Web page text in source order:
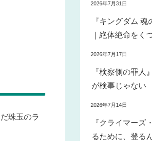
珠玉のラ
2026年7月31日
『キングダム
｜絶体絶命をく
2026年7月17日
『検察側の罪人
が検事じゃない
2026年7月14日
『クライマーズ
るために、登る